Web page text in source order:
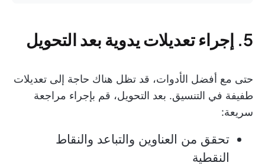
5. إجراء تعديلات يدوية بعد التحويل
حتى مع أفضل الأدوات، قد تظل هناك حاجة إلى تعديلات
طفيفة في التنسيق. بعد التحويل، قم بإجراء مراجعة
سريعة:
تحقق من العناوين والتباعد والنقاط
النقطية